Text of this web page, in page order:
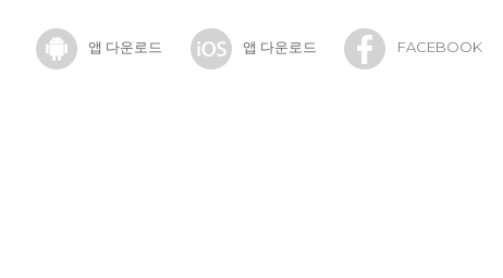
앱 다운로드 앱 다운로드 FACEBOOK